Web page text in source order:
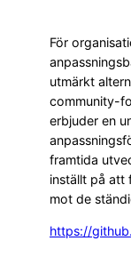
För
utmärkt
community-
erbjuder en
framtida
inställt på att
mot de
https://